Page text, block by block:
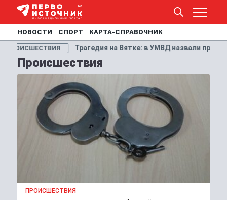
НОВОСТИ СПОРТ КАРТА-СПРАВОЧНИК
в УМВД назвали причину гибели супругов из Кирово-
Происшествия
ПРОИСШЕСТВИЯ